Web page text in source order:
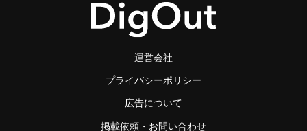
運営会社
プライバシーポリシー
広告について
掲載依頼・お問い合わせ